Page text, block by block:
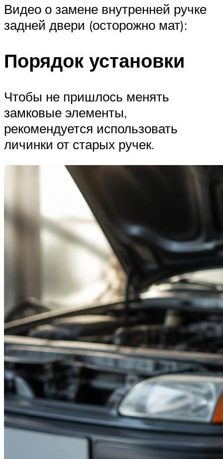
Видео о замене внутренней ручке
задней двери (осторожно мат):
Порядок установки
Чтобы не пришлось менять
замковые элементы,
рекомендуется использовать
личинки от старых ручек.